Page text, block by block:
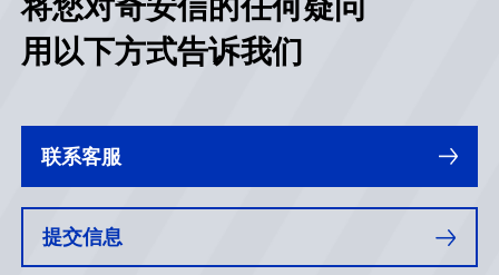
地位。
用以下方式告诉我们
联系客服
提交信息